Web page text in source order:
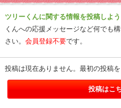
ツリーくんに関する情報を投稿しよう
くんへの応援メッセージなど何でも
さい。 会員登録不要です。
投稿は現在ありません。最初の投稿
投稿はこ